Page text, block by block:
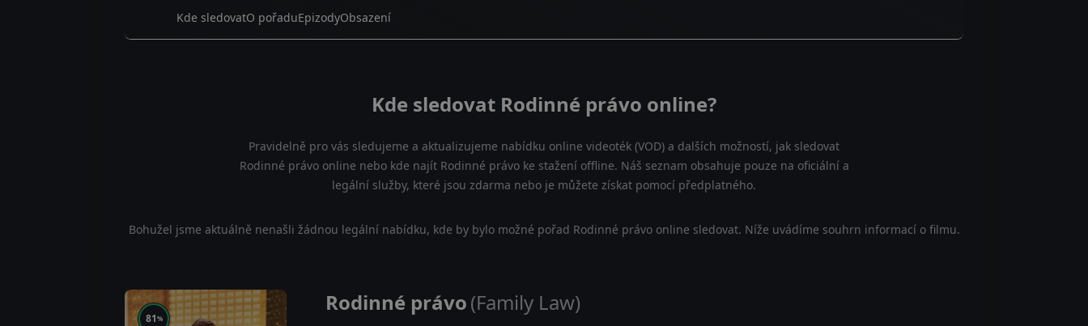
Kde sledovatO pořaduEpizodyObsazení
Kde sledovat Rodinné právo online?
Pravidelně pro vás sledujeme a aktualizujeme nabídku online videoték (VOD) a dalších možností, jak sledovat
Rodinné právo online nebo kde najít Rodinné právo ke stažení offline. Náš seznam obsahuje pouze na oficiální a
legální služby, které jsou zdarma nebo je můžete získat pomocí předplatného.
Bohužel jsme aktuálně nenašli žádnou legální nabídku, kde by bylo možné pořad Rodinné právo online sledovat. Níže uvádíme souhrn informací o filmu.
81%
Rodinné právo(Family Law)